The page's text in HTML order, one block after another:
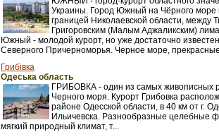
Украины. Город Южный на Чёрного море
границей Николаевской области, между
Григоровским (Малым Аджаликским)
Южный - молодой курорт, но уже достаточно
Северного Причерноморья. Черное море,
Грибівка
Одеська область
ГРИБОВКА - один из самых живописных
Черного моря. Курорт Грибовка
районе Одесской области, в 40 км от г.
Ильичевска. Разнообразные целебные
мягкий природный климат, т...